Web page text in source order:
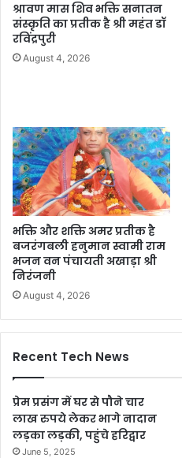
श्रावण मास शिव भक्ति सनातन
संस्कृति का प्रतीक है श्री महंत डॉ
रविंद्रपुरी
August 4, 2026
भक्ति और शक्ति अमर प्रतीक है
बजरंगबली हनुमान स्वामी राम
भजन वन पंचायती अखाड़ा श्री
निरंजनी
August 4, 2026
Recent Tech News
प्रेम प्रसंग में घर से पौने चार
लाख रुपये लेकर भागे नादान
लड़का लड़की, पहुंचे हरिद्वार
June 5, 2025